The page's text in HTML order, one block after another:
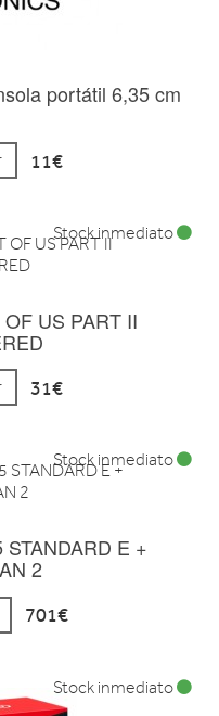
portátil 6,35 cm
11€
US PART II
31€
Stock inmediato
E +
2
701€
Stock inmediato
Stock inmediato